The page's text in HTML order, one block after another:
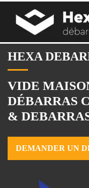
contenu
HEXA
VIDE
DÉBARRAS
&
DEMANDER UN